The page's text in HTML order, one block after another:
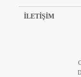
İLETİŞİM